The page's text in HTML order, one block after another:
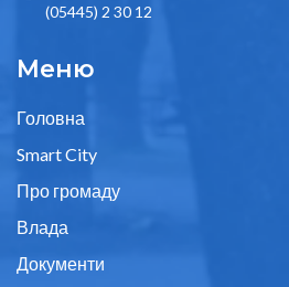
(05445) 2 30 12
Меню
Головна
Smart City
Про громаду
Влада
Документи